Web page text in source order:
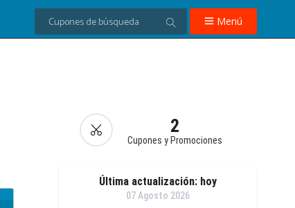
Menú
2
Cupones y Promociones
Última actualización: hoy
07 Agosto 2026